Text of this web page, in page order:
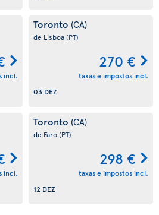
incl.
Toronto (CA)
de Lisboa(PT)
270 €
taxas e impostos incl.
03 DEZ
incl.
Toronto (CA)
de Faro(PT)
298 €
taxas e impostos incl.
12 DEZ